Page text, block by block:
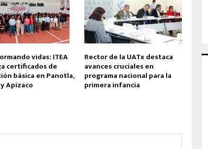
vidas: ITEA
certificados de
básica en Panotla,
Apizaco
Rector de la UATx destaca
avances cruciales en
programa nacional para la
primera infancia